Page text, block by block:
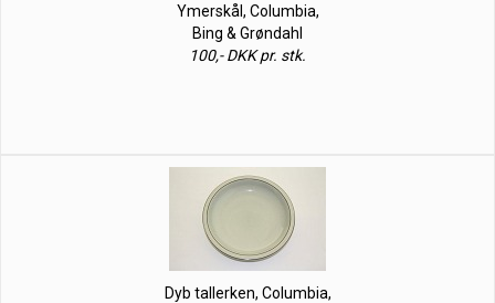
Ymerskål, Columbia,
Bing & Grøndahl
100,- DKK pr. stk.
Dyb tallerken, Columbia,